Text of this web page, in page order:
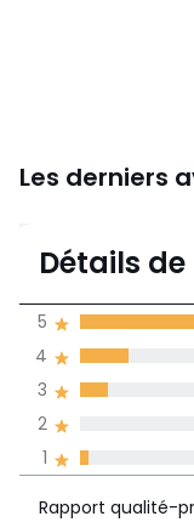
Les derniers
4
5
Détails
1
2
3
4
5
Rapport qualité-